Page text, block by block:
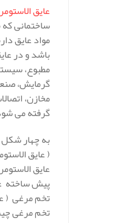
عایق
ساختمانی که
مواد عایق
باشد و در
مطبوع،
گرمایش،
مخازن،
گرفته می
به چهار شکل
( عایق
عایق
پیش ساخته
تخم مرغی (
تخم مرغی